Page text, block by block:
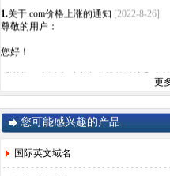
1. 关于.com价格上涨的通知 [2022-8-26]
尊敬的用户：
您好！
感谢您一直以来对赛友在线的关注和支持
由于注册局成本上涨，我司将于2022年9
日开始对.com后缀域名注册和续费价格
调整。
.com注册首年以及续费上涨幅度5元/每年
如果您需要使用，管理以上业务，敬请您
更
您可能感兴趣的产品
国际英文域名